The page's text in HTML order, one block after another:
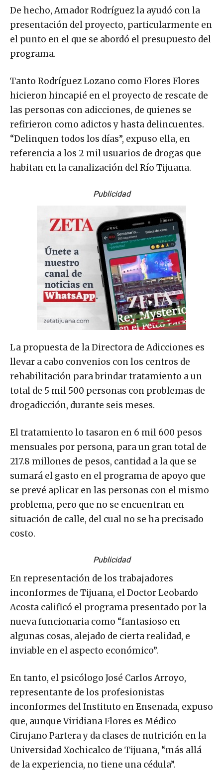
De hecho, Amador Rodríguez la ayudó con la
presentación del proyecto, particularmente en
el punto en el que se abordó el presupuesto del
programa.
Tanto Rodríguez Lozano como Flores Flores
hicieron hincapié en el proyecto de rescate de
las personas con adicciones, de quienes se
refirieron como adictos y hasta delincuentes.
“Delinquen todos los días”, expuso ella, en
referencia a los 2 mil usuarios de drogas que
habitan en la canalización del Río Tijuana.
Publicidad
La propuesta de la Directora de Adicciones es
llevar a cabo convenios con los centros de
rehabilitación para brindar tratamiento a un
total de 5 mil 500 personas con problemas de
drogadicción, durante seis meses.
El tratamiento lo tasaron en 6 mil 600 pesos
mensuales por persona, para un gran total de
217.8 millones de pesos, cantidad a la que se
sumará el gasto en el programa de apoyo que
se prevé aplicar en las personas con el mismo
problema, pero que no se encuentran en
situación de calle, del cual no se ha precisado
costo.
Publicidad
En representación de los trabajadores
inconformes de Tijuana, el Doctor Leobardo
Acosta calificó el programa presentado por la
nueva funcionaria como “fantasioso en
algunas cosas, alejado de cierta realidad, e
inviable en el aspecto económico”.
En tanto, el psicólogo José Carlos Arroyo,
representante de los profesionistas
inconformes del Instituto en Ensenada, expuso
que, aunque Viridiana Flores es Médico
Cirujano Partera y da clases de nutrición en la
Universidad Xochicalco de Tijuana, “más allá
de la experiencia, no tiene una cédula”.